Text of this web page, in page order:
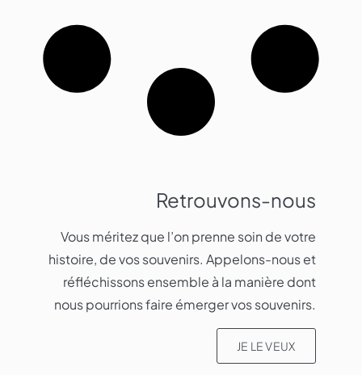
Retrouvons-nous
Vous méritez que l’on prenne soin de votre
histoire, de vos souvenirs. Appelons-nous et
réfléchissons ensemble à la manière dont
nous pourrions faire émerger vos souvenirs.​
JE LE VEUX